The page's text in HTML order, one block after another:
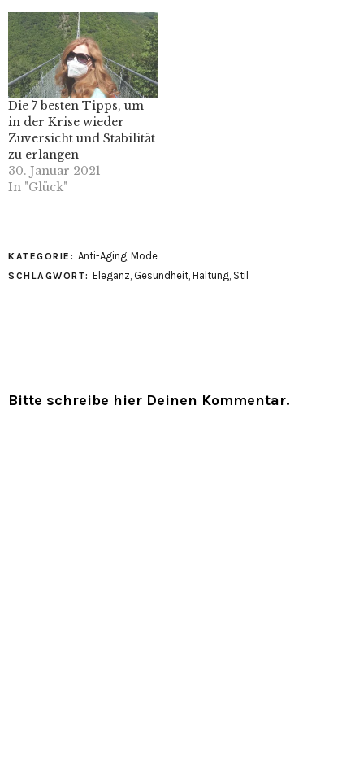
Die 7 besten Tipps, um
in der Krise wieder
Zuversicht und Stabilität
zu erlangen
30. Januar 2021
In "Glück"
KATEGORIE: Anti-Aging, Mode
SCHLAGWORT: Eleganz, Gesundheit, Haltung, Stil
Bitte schreibe hier Deinen Kommentar.